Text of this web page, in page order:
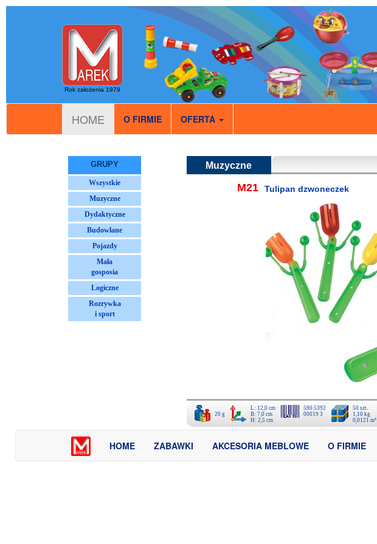
Rok założenia 1979
HOME O FIRMIE OFERTA
GRUPY
Wszystkie
Muzyczne
Dydaktyczne
Budowlane
Pojazdy
Mała
gosposia
Logiczne
Rozrywka
i sport
Muzyczne
M21 Tulipan dzwoneczek
20 g
L: 12,0 cm
B: 7,0 cm
H: 2,5 cm
590 5392
00019 3
50 szt.
1,10 kg
0,0121 m³
HOME ZABAWKI AKCESORIA MEBLOWE O FIRMIE